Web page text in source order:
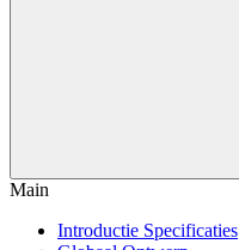
Main
Introductie Specificaties